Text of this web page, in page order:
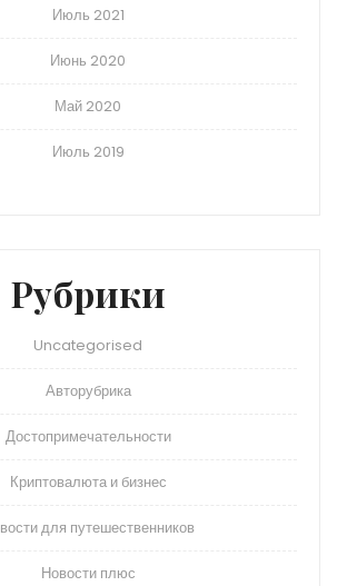
Июль 2021
Июнь 2020
Май 2020
Июль 2019
Рубрики
Uncategorised
Авторубрика
Достопримечательности
Криптовалюта и бизнес
для путешественников
Новости плюс